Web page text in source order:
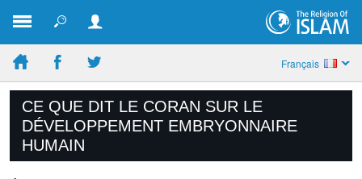
Français
CE QUE DIT LE CORAN SUR LE
DÉVELOPPEMENT EMBRYONNAIRE
HUMAIN